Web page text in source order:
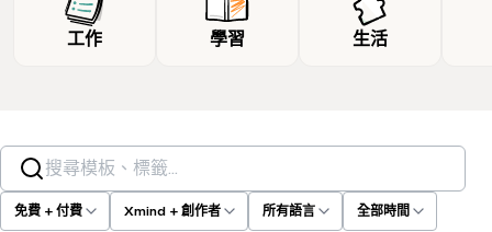
工作 學習 生活
免費 + 付費 Xmind + 創作者 所有語言 全部時間
搜尋模板、標籤…